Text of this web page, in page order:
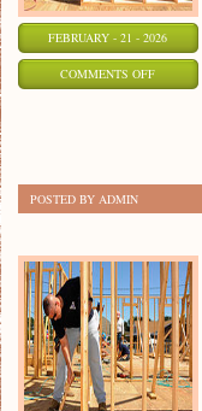
FEBRUARY - 21 - 2026
COMMENTS OFFON
POSTED BY ADMIN